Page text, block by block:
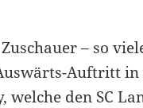
– so
Auftritt in
welche den SC